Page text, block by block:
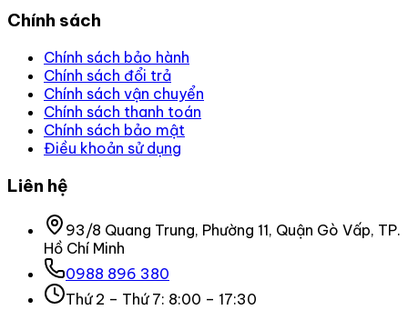
Chính sách
Chính sách bảo hành
Chính sách đổi trả
Chính sách vận chuyển
Chính sách thanh toán
Chính sách bảo mật
Điều khoản sử dụng
Liên hệ
93/8 Quang Trung, Phường 11, Quận Gò Vấp, TP.
Hồ Chí Minh
0988 896 380
Thứ 2 – Thứ 7: 8:00 – 17:30